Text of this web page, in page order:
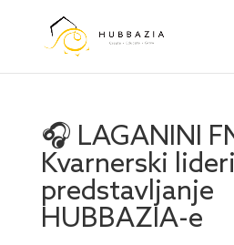
🎧 LAGANINI
Kvarnerski
predstavljanje
HUBBAZIA-e